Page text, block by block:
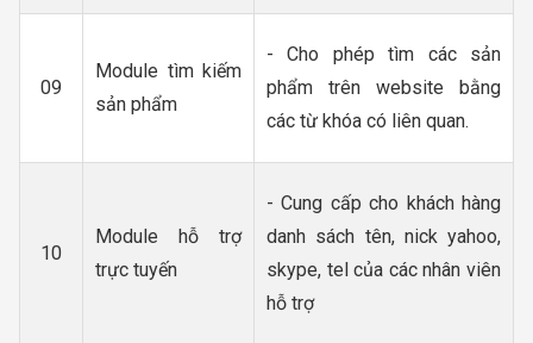
09
Module tìm kiếm
sản phẩm
- Cho phép tìm các sản
phẩm trên website bằng
các từ khóa có liên quan.
10
Module hỗ trợ
trực tuyến
- Cung cấp cho khách hàng
danh sách tên, nick yahoo,
skype, tel của các nhân viên
hỗ trợ